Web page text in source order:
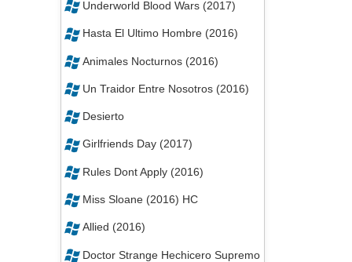
Underworld Blood Wars (2017)
Hasta El Ultimo Hombre (2016)
Animales Nocturnos (2016)
Un Traidor Entre Nosotros (2016)
Desierto
Girlfriends Day (2017)
Rules Dont Apply (2016)
Miss Sloane (2016) HC
Allied (2016)
Doctor Strange Hechicero Supremo